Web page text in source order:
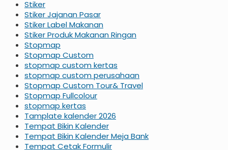
Stiker
Stiker Jajanan Pasar
Stiker Label Makanan
Stiker Produk Makanan Ringan
Stopmap
Stopmap Custom
stopmap custom kertas
stopmap custom perusahaan
Stopmap Custom Tour& Travel
Stopmap Fullcolour
stopmap kertas
Tamplate kalender 2026
Tempat Bikin Kalender
Tempat Bikin Kalender Meja Bank
Tempat Cetak Formulir